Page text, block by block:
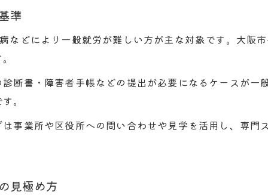
就労継続支援B型のA型との違いと特色
準
などにより一般就労が難しい方が主な対象です。大阪
断書・障害者手帳などの提出が必要になるケースが
。
事業所や区役所への問い合わせや見学を活用し、専
見極め方